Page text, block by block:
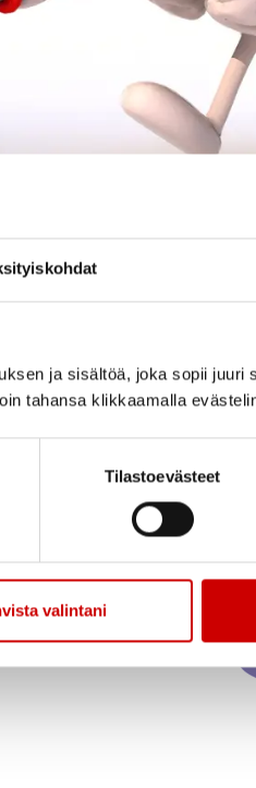
ja sisältöä, joka sopii juuri
tahansa klikkaamalla
Tilastoevästeet
valintani
toimistolla